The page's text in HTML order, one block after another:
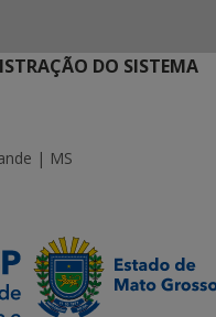
DO SISTEMA
| MS